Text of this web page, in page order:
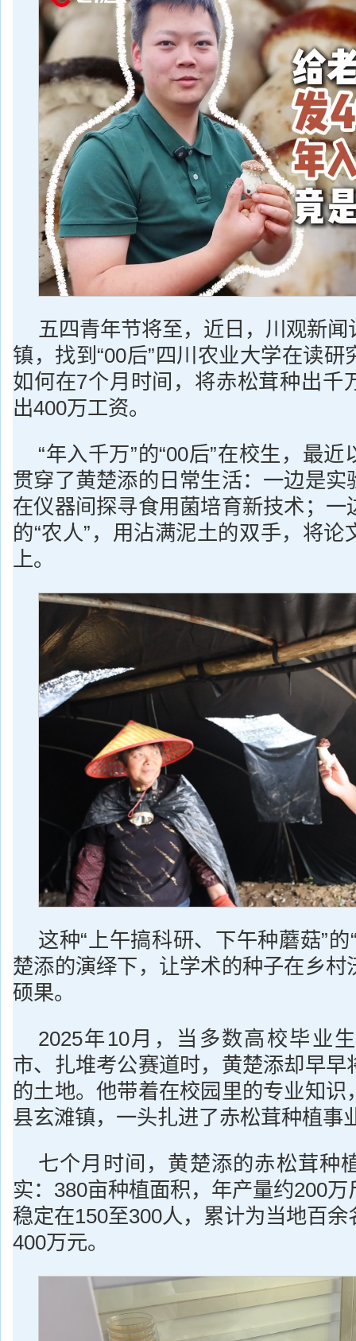
五四青年节将至，近日，川观新
镇，找到“00后”四川农业大学在读
如何在7个月时间，将赤松茸种出千
出400万工资。
“年入千万”的“00后”在校生，最
贯穿了黄楚添的日常生活：一边是实
在仪器间探寻食用菌培育新技术；一
的“农人”，用沾满泥土的双手，将论
上。
这种“上午搞科研、下午种蘑菇”的
楚添的演绎下，让学术的种子在乡村
硕果。
2025年10月，当多数高校毕业
市、扎堆考公赛道时，黄楚添却早早
的土地。他带着在校园里的专业知识
县玄滩镇，一头扎进了赤松茸种植事
七个月时间，黄楚添的赤松茸种
实：380亩种植面积，年产量约200
稳定在150至300人，累计为当地百
400万元。